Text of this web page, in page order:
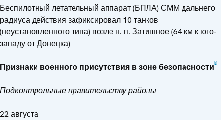
Беспилотный летательный аппарат (БПЛА) СММ дальнего
радиуса действия зафиксировал 10 танков
(неустановленного типа) возле н. п. Затишное (64 км к юго-
западу от Донецка)
Признаки военного присутствия в зоне безопасности [5]
Подконтрольные правительству районы
22 августа